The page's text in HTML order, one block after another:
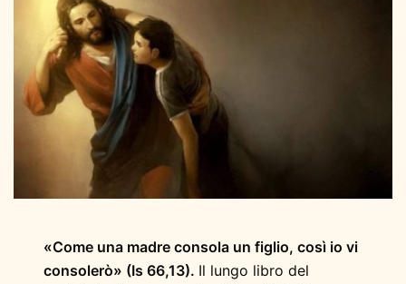
«Come una madre consola un figlio, così io vi
consolerò» (Is 66,13). Il lungo libro del